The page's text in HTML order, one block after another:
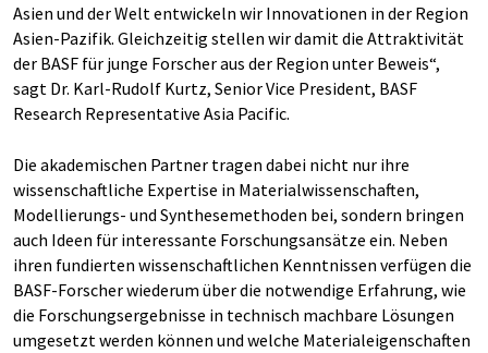
Asien und der Welt entwickeln wir Innovationen in der Region
Asien-Pazifik. Gleichzeitig stellen wir damit die Attraktivität
der BASF für junge Forscher aus der Region unter Beweis“,
sagt Dr. Karl-Rudolf Kurtz, Senior Vice President, BASF
Research Representative Asia Pacific.
Die akademischen Partner tragen dabei nicht nur ihre
wissenschaftliche Expertise in Materialwissenschaften,
Modellierungs- und Synthese­methoden bei, sondern bringen
auch Ideen für interessante Forschungsansätze ein. Neben
ihren fundierten wissenschaftlichen Kenntnissen verfügen die
BASF-Forscher wiederum über die notwendige Erfahrung, wie
die Forschungsergebnisse in technisch machbare Lösungen
umgesetzt werden können und welche Material­eigenschaften